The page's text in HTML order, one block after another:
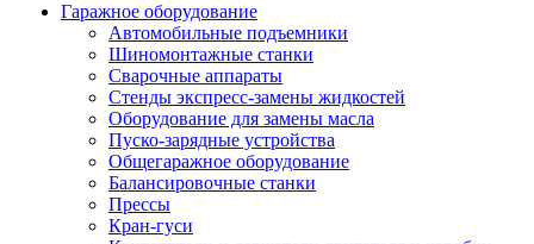
Гаражное оборудование
Автомобильные подъемники
Шиномонтажные станки
Сварочные аппараты
Стенды экспресс-замены жидкостей
Оборудование для замены масла
Пуско-зарядные устройства
Общегаражное оборудование
Балансировочные станки
Прессы
Кран-гуси